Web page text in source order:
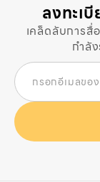
ลงทะเ
เคล็ดลับการสื่
กำลั